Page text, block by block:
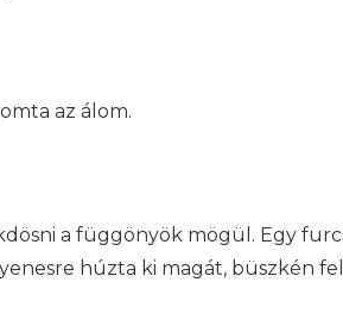
az álom.
a függönyök mögül. Egy
húzta ki magát, büszkén